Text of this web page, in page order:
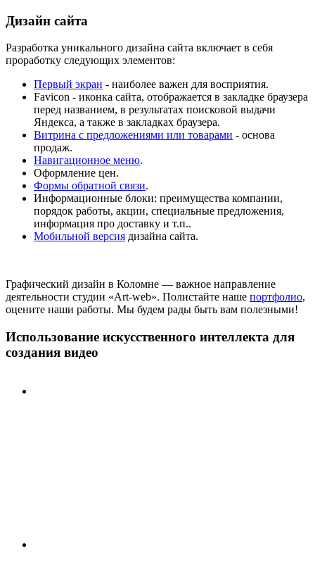
Дизайн сайта
Разработка уникального дизайна сайта включает в себя
проработку следующих элементов:
Первый экран - наиболее важен для восприятия.
Fаvicon - иконка сайта, отображается в закладке браузера
перед названием, в результатах поисковой выдачи
Яндекса, а также в закладках браузера.
Витрина с предложениями или товарами - основа
продаж.
Навигационное меню.
Оформление цен.
Формы обратной связи.
Информационные блоки: преимущества компании,
порядок работы, акции, специальные предложения,
информация про доставку и т.п..
Мобильной версия дизайна сайта.
Графический дизайн в Коломне — важное направление
деятельности студии «Art-web». Полистайте наше портфолио,
оцените наши работы. Мы будем рады быть вам полезными!
Использование искусственного интеллекта для
создания видео